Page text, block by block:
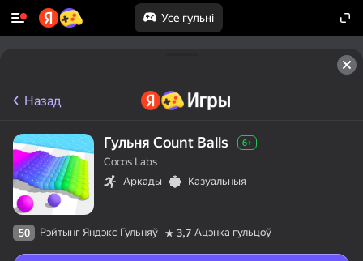
Усе гульні
Назад
Гульня Count Balls 6+
Cocos Labs
Аркады
Казуальныя
50 Рэйтынг Яндэкс Гульняў 3,7 Ацэнка гульцоў